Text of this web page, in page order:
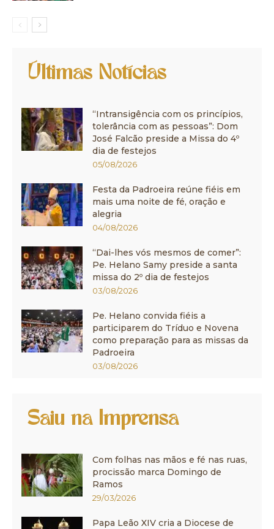
Últimas Notícias
“Intransigência com os princípios,
tolerância com as pessoas”: Dom
José Falcão preside a Missa do 4º
dia de festejos
05/08/2026
Festa da Padroeira reúne fiéis em
mais uma noite de fé, oração e
alegria
04/08/2026
“Dai-lhes vós mesmos de comer”:
Pe. Helano Samy preside a santa
missa do 2º dia de festejos
03/08/2026
Pe. Helano convida fiéis a
participarem do Tríduo e Novena
como preparação para as missas da
Padroeira
03/08/2026
Saiu na Imprensa
Com folhas nas mãos e fé nas ruas,
procissão marca Domingo de
Ramos
29/03/2026
Papa Leão XIV cria a Diocese de